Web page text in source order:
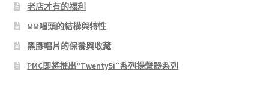
老店才有的福利
MM唱頭的結構與特性
黑膠唱片的保養與收藏
PMC即將推出“Twenty5i”系列揚聲器系列